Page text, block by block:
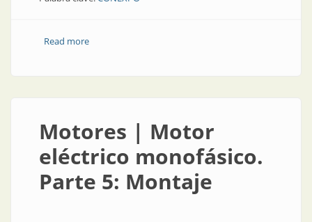
Read moreabout La voz de los instaladores | Provincia de
Motores | Motor
eléctrico monofásico.
Parte 5: Montaje